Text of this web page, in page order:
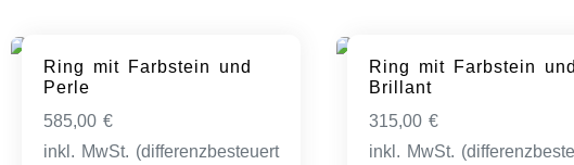
Ring mit Farbstein und
Perle
585,00 €
inkl. MwSt. (differenzbesteuert
Ring mit Farbstein und
Brillant
315,00€
inkl. MwSt.